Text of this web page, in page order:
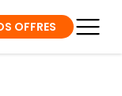
OFFRES